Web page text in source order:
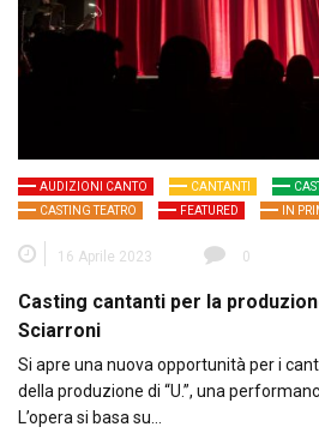
AUDIZIONI CANTO CANTANTI
CASTING TEATRO
FEATURED IN
16 Aprile 2023 0
Casting cantanti per la
Sciarroni
Si apre una nuova opportunità per i
della produzione di “U.”, una
L’opera si basa su…